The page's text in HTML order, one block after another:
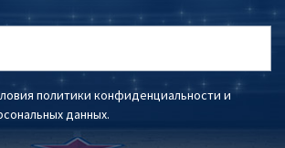
политики конфиденциальности и
данных.